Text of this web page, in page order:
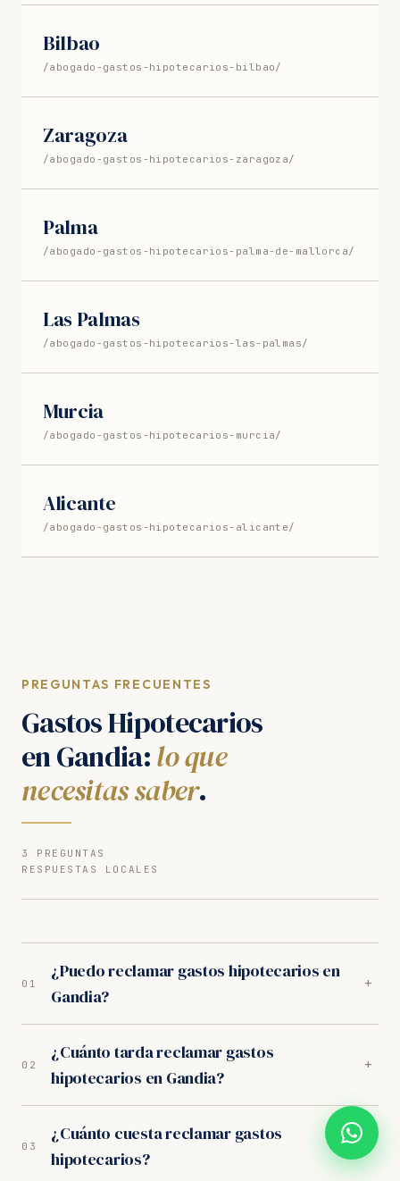
Bilbao
/abogado-gastos-hipotecarios-bilbao/
Zaragoza
/abogado-gastos-hipotecarios-zaragoza/
Palma
/abogado-gastos-hipotecarios-palma-de-mallorca/
Las Palmas
/abogado-gastos-hipotecarios-las-palmas/
Murcia
/abogado-gastos-hipotecarios-murcia/
Alicante
/abogado-gastos-hipotecarios-alicante/
PREGUNTAS FRECUENTES
Gastos Hipotecarios
en Gandia:lo que
necesitas saber.
3 PREGUNTAS
RESPUESTAS LOCALES
01
¿Puedo reclamar gastos hipotecarios en
Gandia?
+
gastos hipotecarios. Analizamos tu caso
gratuitamente y trabajamos orientados a resultados.
Los juzgados de Gandia tienen criterio favorable al
consumidor.
02
¿Cuánto tarda reclamar gastos
hipotecarios en Gandia?
+
En los juzgados de Gandia, el proceso completo dura
entre 10-14 meses. Incluye la fase extrajudicial (1
mes) y, si es necesario, la judicial ante el Juzgado de
03
¿Cuánto cuesta reclamar gastos
hipotecarios?